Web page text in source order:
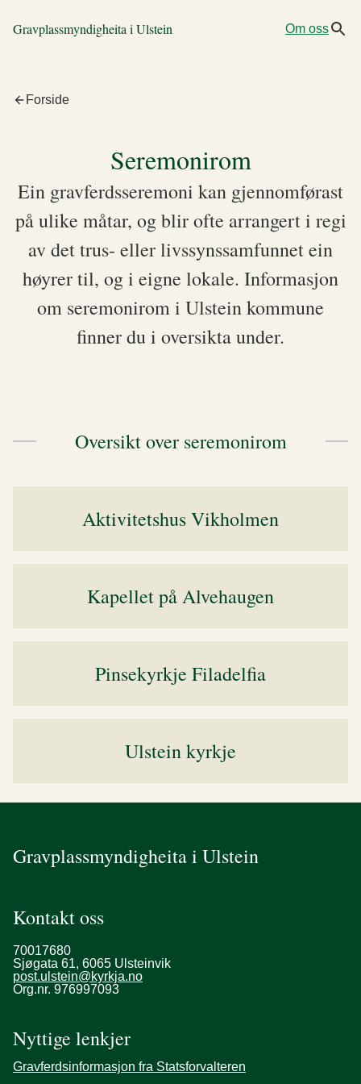
Gravplassmyndigheita i Ulstein Om oss
Forside
Seremonirom
Ein gravferdsseremoni kan gjennomførast
på ulike måtar, og blir ofte arrangert i regi
av det trus- eller livssynssamfunnet ein
høyrer til, og i eigne lokale. Informasjon
om seremonirom i Ulstein kommune
finner du i oversikta under.
Oversikt over seremonirom
Aktivitetshus Vikholmen
Kapellet på Alvehaugen
Pinsekyrkje Filadelfia
Ulstein kyrkje
Gravplassmyndigheita i Ulstein
Kontakt oss
70017680
Sjøgata 61, 6065 Ulsteinvik
post.ulstein@kyrkja.no
Org.nr. 976997093
Nyttige lenkjer
Gravferdsinformasjon fra Statsforvalteren